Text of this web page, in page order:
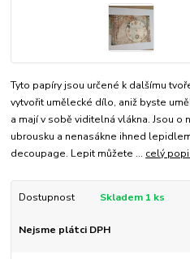
Tyto papíry jsou určené k dalšímu
vytvořit umělecké dílo, aniž byste
a mají v sobě viditelná vlákna. Jsou o
ubrousku a nenasákne ihned
decoupage. Lepit můžete ... celý
Dostupnost Skladem 1 ks
Nejsme plátci DPH